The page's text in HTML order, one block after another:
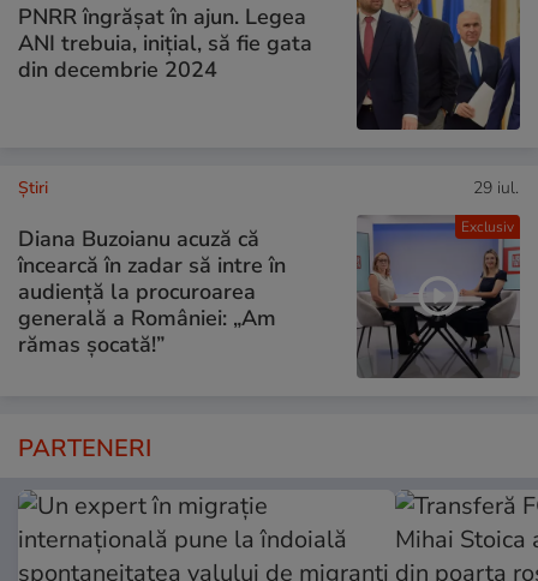
PNRR îngrășat în ajun. Legea
ANI trebuia, inițial, să fie gata
din decembrie 2024
Exclusiv
Ştiri 29 iul.
Diana Buzoianu acuză că
încearcă în zadar să intre în
audiență la procuroarea
generală a României: „Am
rămas șocată!”
PARTENERI